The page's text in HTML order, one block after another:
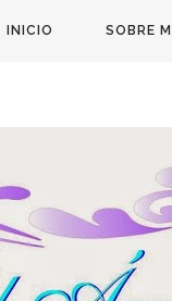
INICIO SOBRE MI